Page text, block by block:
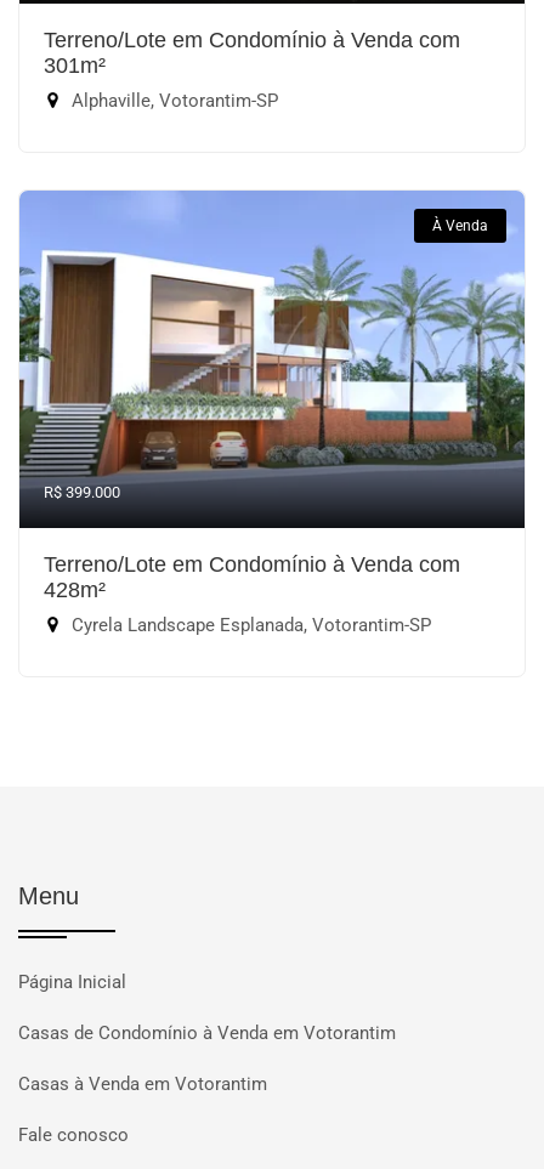
Terreno/Lote em Condomínio à Venda com
301m²
Alphaville, Votorantim-SP
À Venda
R$ 399.000
Terreno/Lote em Condomínio à Venda com
428m²
Cyrela Landscape Esplanada, Votorantim-SP
Menu
Página Inicial
Casas de Condomínio à Venda em Votorantim
Casas à Venda em Votorantim
Fale conosco